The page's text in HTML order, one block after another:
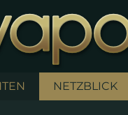
NETZBLICK